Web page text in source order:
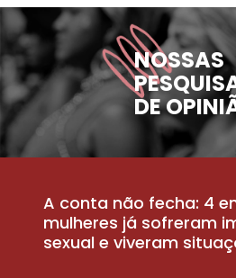
NOSSAS
DE
A conta não fecha: 4
mulheres já sofreram
sexual e viveram